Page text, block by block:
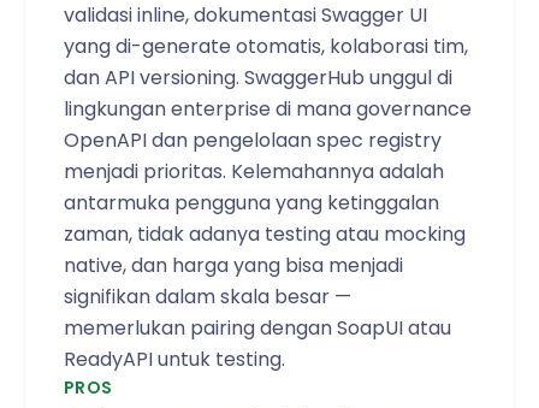
validasi inline, dokumentasi Swagger UI
yang di-generate otomatis, kolaborasi tim,
dan API versioning. SwaggerHub unggul di
lingkungan enterprise di mana governance
OpenAPI dan pengelolaan spec registry
menjadi prioritas. Kelemahannya adalah
antarmuka pengguna yang ketinggalan
zaman, tidak adanya testing atau mocking
native, dan harga yang bisa menjadi
signifikan dalam skala besar —
memerlukan pairing dengan SoapUI atau
ReadyAPI untuk testing.
PROS